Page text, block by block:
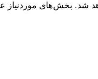
شد. بخش‌های موردنیاز